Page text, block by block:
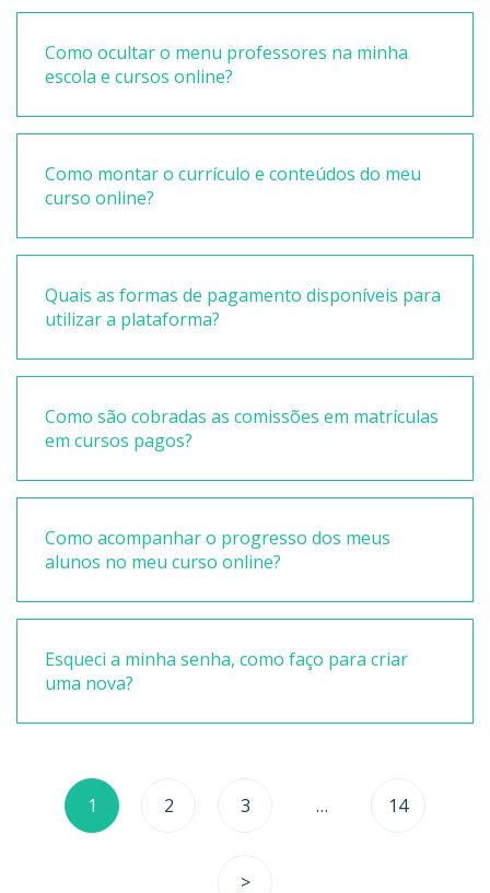
Como ocultar o menu professores na minha
escola e cursos online?
Como montar o currículo e conteúdos do meu
curso online?
Quais as formas de pagamento disponíveis para
utilizar a plataforma?
Como são cobradas as comissões em matrículas
em cursos pagos?
Como acompanhar o progresso dos meus
alunos no meu curso online?
Esqueci a minha senha, como faço para criar
uma nova?
Navegação
1 2 3 … 14
>